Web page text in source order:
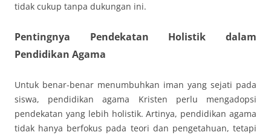
tidak cukup tanpa dukungan ini.
Pentingnya Pendekatan Holistik dalam
Pendidikan Agama
Untuk benar-benar menumbuhkan iman yang sejati pada
siswa, pendidikan agama Kristen perlu mengadopsi
pendekatan yang lebih holistik. Artinya, pendidikan agama
tidak hanya berfokus pada teori dan pengetahuan, tetapi